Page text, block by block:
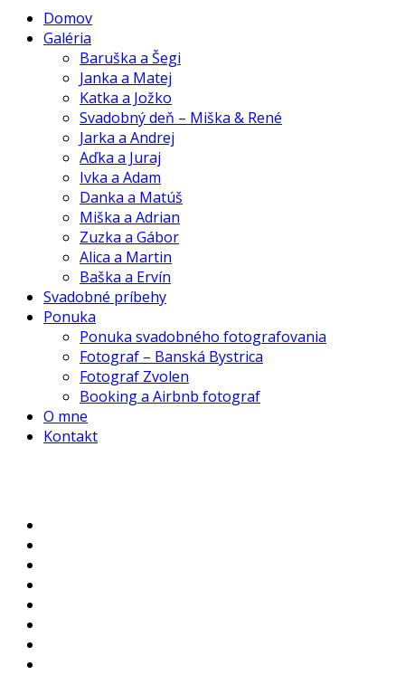
Domov
Galéria
Baruška a Šegi
Janka a Matej
Katka a Jožko
Svadobný deň – Miška & René
Jarka a Andrej
Aďka a Juraj
Ivka a Adam
Danka a Matúš
Miška a Adrian
Zuzka a Gábor
Alica a Martin
Baška a Ervín
Svadobné príbehy
Ponuka
Ponuka svadobného fotografovania
Fotograf – Banská Bystrica
Fotograf Zvolen
Booking a Airbnb fotograf
O mne
Kontakt